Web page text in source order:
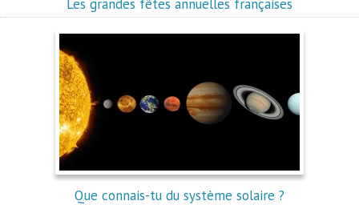
Les grandes fêtes annuelles françaises
Que connais-tu du système solaire ?